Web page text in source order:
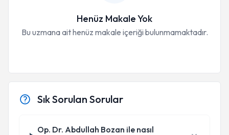
Henüz Makale Yok
Bu uzmana ait henüz makale içeriği bulunmamaktadır.
Sık Sorulan Sorular
Op. Dr. Abdullah Bozan ile nasıl